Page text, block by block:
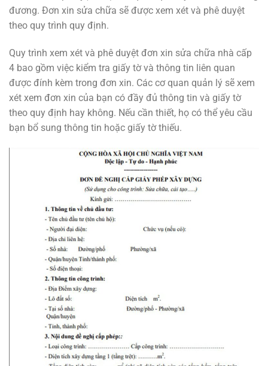
đương. Đơn xin sửa chữa sẽ được xem xét và phê duyệt
theo quy trình quy định.
Quy trình xem xét và phê duyệt đơn xin sửa chữa nhà cấp
4 bao gồm việc kiểm tra giấy tờ và thông tin liên quan
được đính kèm trong đơn xin. Các cơ quan quản lý sẽ xem
xét xem đơn xin của bạn có đầy đủ thông tin và giấy tờ
theo quy định hay không. Nếu cần thiết, họ có thể yêu cầu
bạn bổ sung thông tin hoặc giấy tờ thiếu.